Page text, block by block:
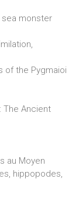
sea monster
of the Pygmaioi
The Ancient
au Moyen
hippopodes,